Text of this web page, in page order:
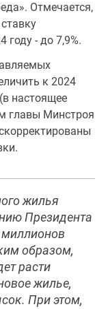
Отмечается,
году - до 7,9%.
к 2024
настоящее
главы Минстроя
жилья
Президента
образом,
расти
жилье,
При этом,